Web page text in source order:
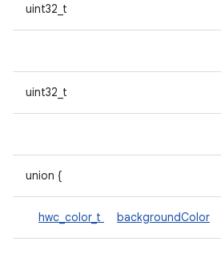
uint32_t
uint32_t
union {
hwc_color_t backgroundColor